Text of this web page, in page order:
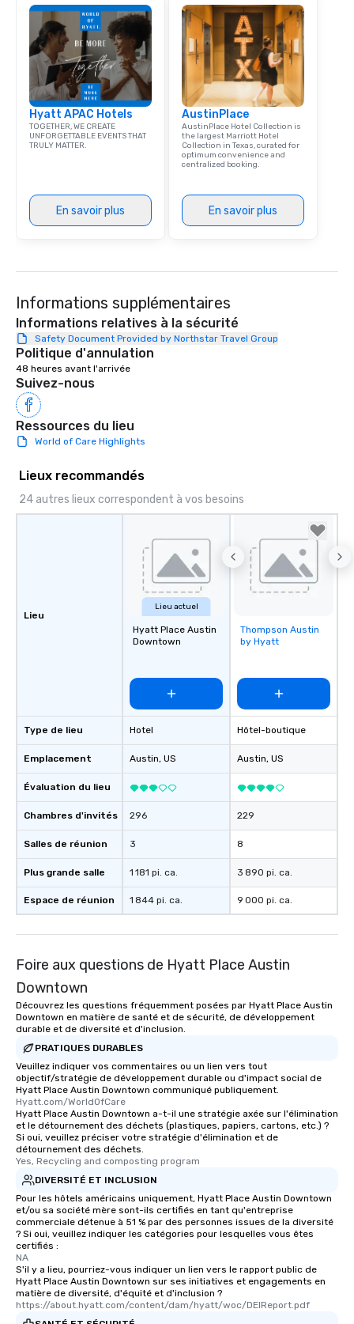
styled and coached
aesthetic excellence
Bespoke Curation:
pianists to full "Big
orchestras. Versatile
library of hundreds of
and soul. ► Visual Sophistication: Our
performers reflect the
aesthetic—classic
Nouveau Jazz, you
a band; you are
immersive
decades of
Pop Nouveau will be
of the way to make
wedding day a
options available for
and every budget.
Hyatt APAC Hotels
TOGETHER, WE CREATE
UNFORGETTABLE EVENTS THAT
TRULY MATTER.
En savoir plus
AustinPlace
AustinPlace Hotel Collection is
the largest Marriott Hotel
Collection in Texas, curated for
optimum convenience and
centralized booking.
En savoir plus
Informations supplémentaires
Informations relatives à la sécurité
Safety Document Provided by Northstar Travel Group
Politique d'annulation
48 heures avant l'arrivée
Suivez-nous
Ressources du lieu
World of Care Highlights
Lieux recommandés
24 autres lieux correspondent à vos besoins
Lieu
Type de lieu
Emplacement
Évaluation du lieu
Chambres d'invités
Salles de réunion
Plus grande salle
Espace de réunion
Lieu actuel
Hyatt Place Austin
Downtown
Hotel
Austin, US
296
3
1 181 pi. ca.
1 844 pi. ca.
Removed from
favorites
Thompson Austin
by Hyatt
Hôtel-boutique
Austin, US
229
8
3 890 pi. ca.
9 000 pi. ca.
Foire aux questions de Hyatt Place Austin
Downtown
Découvrez les questions fréquemment posées par Hyatt Place Austin
Downtown en matière de santé et de sécurité, de développement
durable et de diversité et d'inclusion.
PRATIQUES DURABLES
Veuillez indiquer vos commentaires ou un lien vers tout
objectif/stratégie de développement durable ou d'impact social de
Hyatt Place Austin Downtown communiqué publiquement.
Hyatt.com/WorldOfCare
Hyatt Place Austin Downtown a-t-il une stratégie axée sur l'élimination
et le détournement des déchets (plastiques, papiers, cartons, etc.) ?
Si oui, veuillez préciser votre stratégie d'élimination et de
détournement des déchets.
Yes, Recycling and composting program
DIVERSITÉ ET INCLUSION
Pour les hôtels américains uniquement, Hyatt Place Austin Downtown
et/ou sa société mère sont-ils certifiés en tant qu'entreprise
commerciale détenue à 51 % par des personnes issues de la diversité
? Si oui, veuillez indiquer les catégories pour lesquelles vous êtes
certifiés :
NA
S'il y a lieu, pourriez-vous indiquer un lien vers le rapport public de
Hyatt Place Austin Downtown sur ses initiatives et engagements en
matière de diversité, d'équité et d'inclusion ?
https://about.hyatt.com/content/dam/hyatt/woc/DEIReport.pdf